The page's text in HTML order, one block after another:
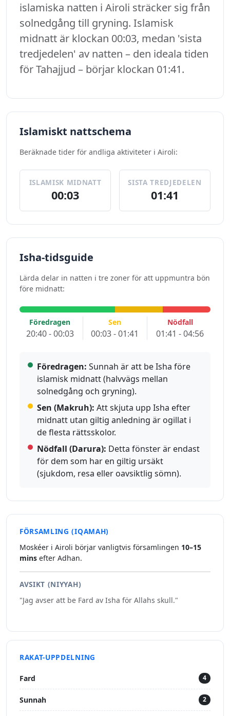
islamiska natten i Airoli sträcker sig från
solnedgång till gryning. Islamisk
midnatt är klockan 00:03, medan 'sista
tredjedelen' av natten – den ideala tiden
för Tahajjud – börjar klockan 01:41.
Islamiskt nattschema
Beräknade tider för andliga aktiviteter i Airoli:
ISLAMISK MIDNATT
00:03
SISTA TREDJEDELEN
01:41
Isha-tidsguide
Lärda delar in natten i tre zoner för att uppmuntra bön
före midnatt:
Föredragen
20:40 - 00:03
Sen
00:03 - 01:41
Nödfall
01:41 - 04:56
Föredragen: Sunnah är att be Isha före
islamisk midnatt (halvvägs mellan
solnedgång och gryning).
Sen (Makruh): Att skjuta upp Isha efter
midnatt utan giltig anledning är ogillat i
de flesta rättsskolor.
Nödfall (Darura): Detta fönster är endast
för dem som har en giltig ursäkt
(sjukdom, resa eller oavsiktlig sömn).
FÖRSAMLING (IQAMAH)
Moskéer i Airoli börjar vanligtvis församlingen 10–15
mins efter Adhan.
AVSIKT (NIYYAH)
"Jag avser att be Fard av Isha för Allahs skull."
RAKAT-UPPDELNING
Fard 4
Sunnah 2